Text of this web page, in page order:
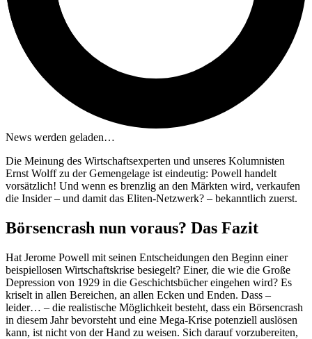
News werden geladen…
Die Meinung des Wirtschaftsexperten und unseres Kolumnisten
Ernst Wolff zu der Gemengelage ist eindeutig: Powell handelt
vorsätzlich! Und wenn es brenzlig an den Märkten wird, verkaufen
die Insider – und damit das Eliten-Netzwerk? – bekanntlich zuerst.
Börsencrash nun voraus? Das Fazit
Hat Jerome Powell mit seinen Entscheidungen den Beginn einer
beispiellosen Wirtschaftskrise besiegelt? Einer, die wie die Große
Depression von 1929 in die Geschichtsbücher eingehen wird? Es
kriselt in allen Bereichen, an allen Ecken und Enden. Dass –
leider… – die realistische Möglichkeit besteht, dass ein Börsencrash
in diesem Jahr bevorsteht und eine Mega-Krise potenziell auslösen
kann, ist nicht von der Hand zu weisen. Sich darauf vorzubereiten,